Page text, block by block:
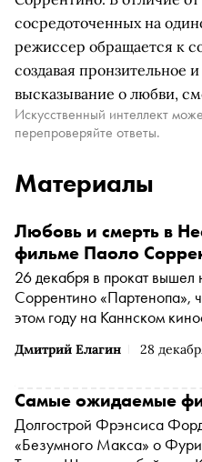
сосредоточенных на
режиссер обращается к
создавая пронзительное
высказывание о любви,
Искусственный интеллект
перепроверяйте ответы.
Материалы
Дмитрий Елагин 28
Любовь и смерть в
фильме Паоло
26 декабря в прокат
Соррентино «Партенопа»,
этом году на Каннском
малой родине Неаполю. О
героиней-красавицей, — в
Самые ожидаемые
Долгострой Фрэнсиса
«Безумного Макса» о